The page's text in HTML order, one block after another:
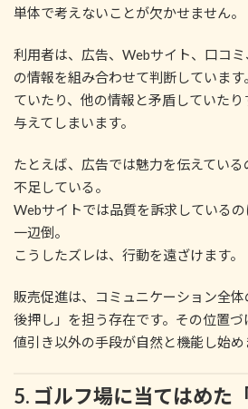
単体で考えないことが欠かせません。
利用者は、広告、Webサイト、口コ
の情報を組み合わせて判断していま
ていたり、他の情報と矛盾していた
与えてしまいます。
たとえば、広告では魅力を伝えてい
不足している。
Webサイトでは品質を訴求している
一辺倒。
こうしたズレは、行動を遠ざけます。
販売促進は、コミュニケーション全
後押し」を担う存在です。その位置づ
値引き以外の手段が自然と機能し始め
5. ゴルフ場に当てはめた